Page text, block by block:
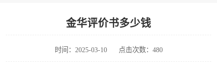
金华评价书多少钱
时间：2025-03-10 点击次数：480